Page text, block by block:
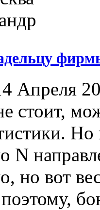
Апреля
стоит,
N
но вот